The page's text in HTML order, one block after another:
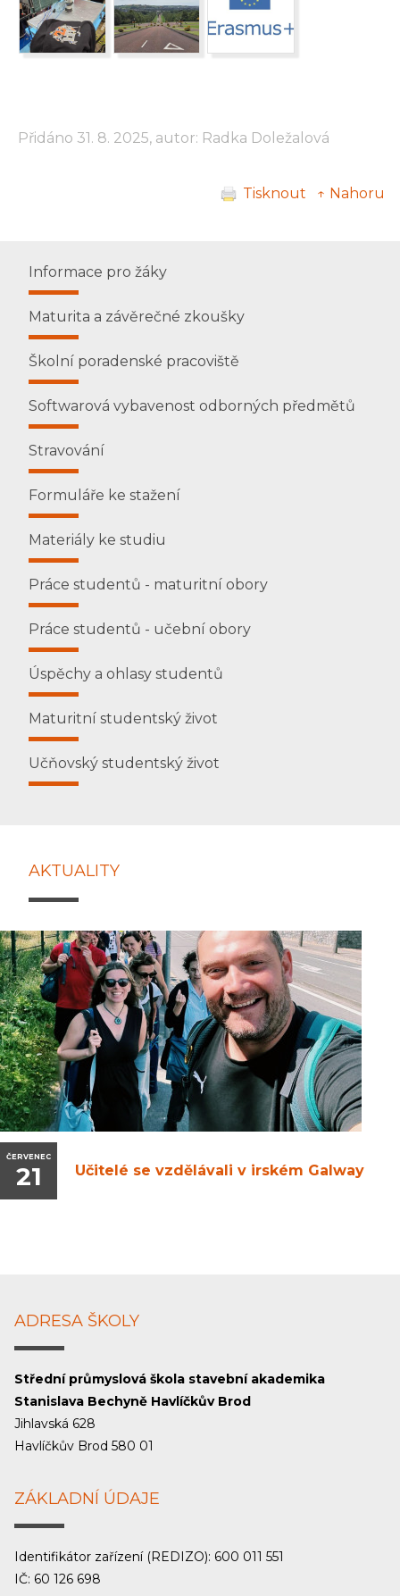
Přidáno 31. 8. 2025, autor: Radka Doležalová
Tisknout ↑ Nahoru
Informace pro žáky
Maturita a závěrečné zkoušky
Školní poradenské pracoviště
Softwarová vybavenost odborných předmětů
Stravování
Formuláře ke stažení
Materiály ke studiu
Práce studentů - maturitní obory
Práce studentů - učební obory
Úspěchy a ohlasy studentů
Maturitní studentský život
Učňovský studentský život
AKTUALITY
ČERVENEC
21 Učitelé se vzdělávali v irském Galway
ADRESA ŠKOLY
Střední průmyslová škola stavební akademika
Stanislava Bechyně Havlíčkův Brod
Jihlavská 628
Havlíčkův Brod 580 01
ZÁKLADNÍ ÚDAJE
Identifikátor zařízení (REDIZO): 600 011 551
IČ: 60 126 698